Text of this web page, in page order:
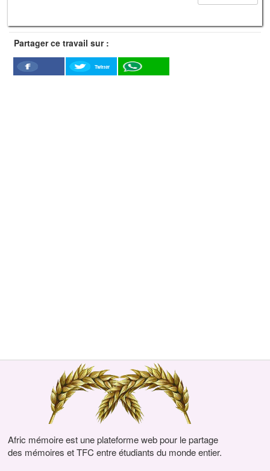
Partager ce travail sur :
Facebook
Twitter
Afric mémoire est une plateforme web pour le partage
des mémoires et TFC entre étudiants du monde entier.